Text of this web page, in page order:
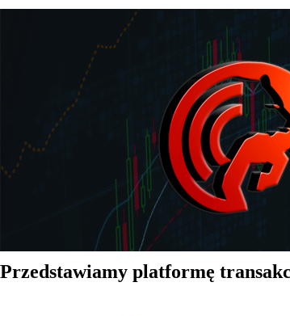
Przedstawiamy platformę